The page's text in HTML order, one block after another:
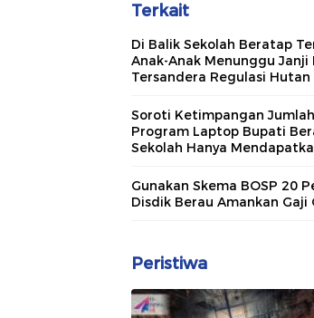
Terkait
Di Balik Sekolah Beratap
Anak-Anak Menunggu Janji
Tersandera Regulasi Hutan
Soroti Ketimpangan
Program Laptop Bupati
Sekolah Hanya
Gunakan Skema BOSP 20
Disdik Berau Amankan Gaji
Peristiwa